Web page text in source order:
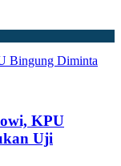
KPU
Uji